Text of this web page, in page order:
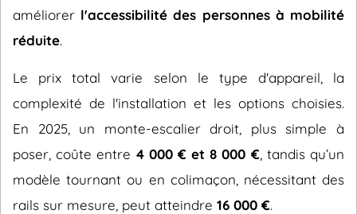
améliorer l'accessibilité des personnes à mobilité
réduite.
Le prix total varie selon le type d'appareil, la
complexité de l'installation et les options choisies.
En 2025, un monte-escalier droit, plus simple à
poser, coûte entre 4 000 € et 8 000 € , tandis qu’un
modèle tournant ou en colimaçon, nécessitant des
rails sur mesure, peut atteindre 16 000 €.